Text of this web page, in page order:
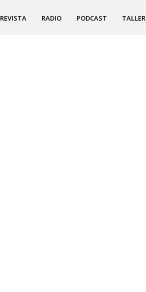
REVISTA RADIO PODCAST TALLER